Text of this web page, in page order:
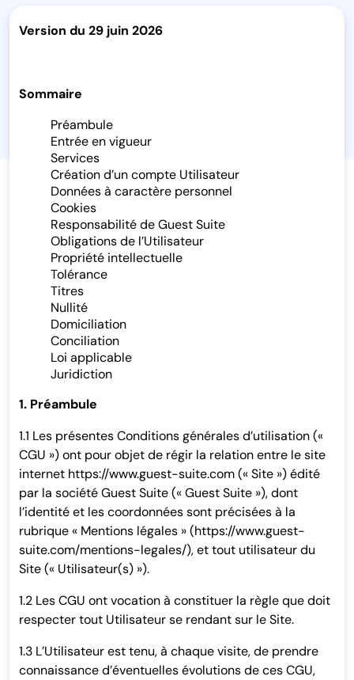
Version du 29 juin 2026
Sommaire
Préambule
Entrée en vigueur
Services
Création d’un compte Utilisateur
Données à caractère personnel
Cookies
Responsabilité de Guest Suite
Obligations de l’Utilisateur
Propriété intellectuelle
Tolérance
Titres
Nullité
Domiciliation
Conciliation
Loi applicable
Juridiction
1. Préambule
1.1 Les présentes Conditions générales d’utilisation («
CGU ») ont pour objet de régir la relation entre le site
internet https://www.guest-suite.com (« Site ») édité
par la société Guest Suite (« Guest Suite »), dont
l’identité et les coordonnées sont précisées à la
rubrique « Mentions légales » (https://www.guest-
suite.com/mentions-legales/), et tout utilisateur du
Site (« Utilisateur(s) »).
1.2 Les CGU ont vocation à constituer la règle que doit
respecter tout Utilisateur se rendant sur le Site.
1.3 L’Utilisateur est tenu, à chaque visite, de prendre
connaissance d’éventuelles évolutions de ces CGU,